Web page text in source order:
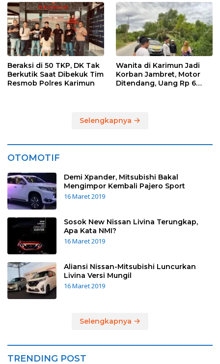
Tersangka Diamankan
Beraksi di 50 TKP, DK Tak
Berkutik Saat Dibekuk Tim
Resmob Polres Karimun
Wanita di Karimun Jadi
Korban Jambret, Motor
Ditendang, Uang Rp 6
Selengkapnya
OTOMOTIF
Demi Xpander, Mitsubishi Bakal
Mengimpor Kembali Pajero Sport
16 Maret 2019
Sosok New Nissan Livina Terungkap,
Apa Kata NMI?
16 Maret 2019
Aliansi Nissan-Mitsubishi Luncurkan
Livina Versi Mungil
16 Maret 2019
Selengkapnya
TRENDING POST